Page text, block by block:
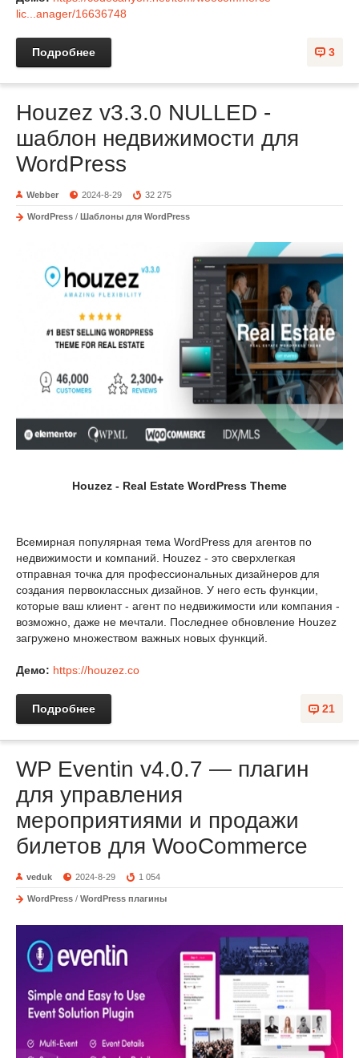
lic...anager/16636748
3
Подробнее
Houzez v3.3.0 NULLED -
шаблон недвижимости для
WordPress
Webber 2024-8-29 32 275
WordPress / Шаблоны для WordPress
Houzez - Real Estate WordPress Theme
Всемирная популярная тема WordPress для агентов по
недвижимости и компаний. Houzez - это сверхлегкая
отправная точка для профессиональных дизайнеров для
создания первоклассных дизайнов. У него есть функции,
которые ваш клиент - агент по недвижимости или компания -
возможно, даже не мечтали. Последнее обновление Houzez
загружено множеством важных новых функций.
Демо: https://houzez.co
21
Подробнее
WP Eventin v4.0.7 — плагин
для управления
мероприятиями и продажи
билетов для WooCommerce
veduk 2024-8-29 1 054
WordPress / WordPress плагины